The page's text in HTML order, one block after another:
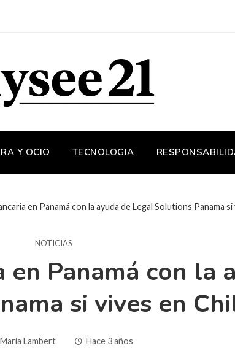
Y OCIO TECNOLOGIA
en Panamá con la ayuda de Legal Solutions Panama
NOTICIAS
Panamá con la
si vives en
Maria Lambert Hace 3 años